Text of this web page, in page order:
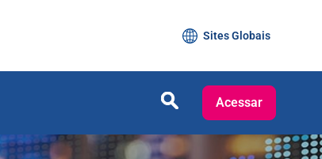
Sites Globais
Acessar